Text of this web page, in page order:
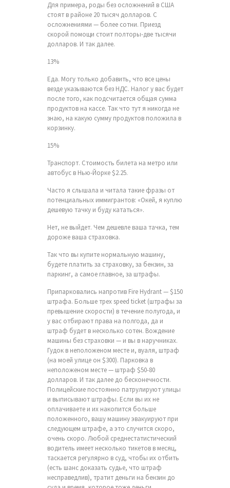
Для примера, роды без осложнений в США
стоят в районе 20 тысяч долларов. С
осложнениями — более сотни. Приезд
скорой помощи стоит полторы-две тысячи
долларов. И так далее.
13%
Еда. Могу только добавить, что все цены
везде указываются без НДС. Налог у вас будет
после того, как подсчитается общая сумма
продуктов на кассе. Так что тут я никогда не
знаю, на какую сумму продуктов положила в
корзинку.
15%
Транспорт. Стоимость билета на метро или
автобус в Нью-Йорке $2.25.
Часто я слышала и читала такие фразы от
потенциальных иммигрантов: «Окей, я куплю
дешевую тачку и буду кататься».
Нет, не выйдет. Чем дешевле ваша тачка, тем
дороже ваша страховка.
Так что вы купите нормальную машину,
будете платить за страховку, за бензин, за
паркинг, а самое главное, за штрафы.
Припарковались напротив Fire Hydrant — $150
штрафа. Больше трех speed ticket (штрафы за
превышение скорости) в течение полугода, и
у вас отбирают права на полгода, да и
штраф будет в несколько сотен. Вождение
машины без страховки — и вы в наручниках.
Гудок в неположеном месте и, вуаля, штраф
(на моей улице он $300). Парковка в
неположеном месте — штраф $50-80
долларов. И так далее до бесконечности.
Полицейские постоянно патрулируют улицы
и выписывают штрафы. Если вы их не
оплачиваете и их накопится больше
положенного, вашу машину эвакуируют при
следующем штрафе, а это случится скоро,
очень скоро. Любой среднестатистический
водитель имеет несколько тикетов в месяц,
таскается регулярно в суд, чтобы их отбить
(есть шанс доказать судье, что штраф
несправедлив), тратит деньги на бензин до